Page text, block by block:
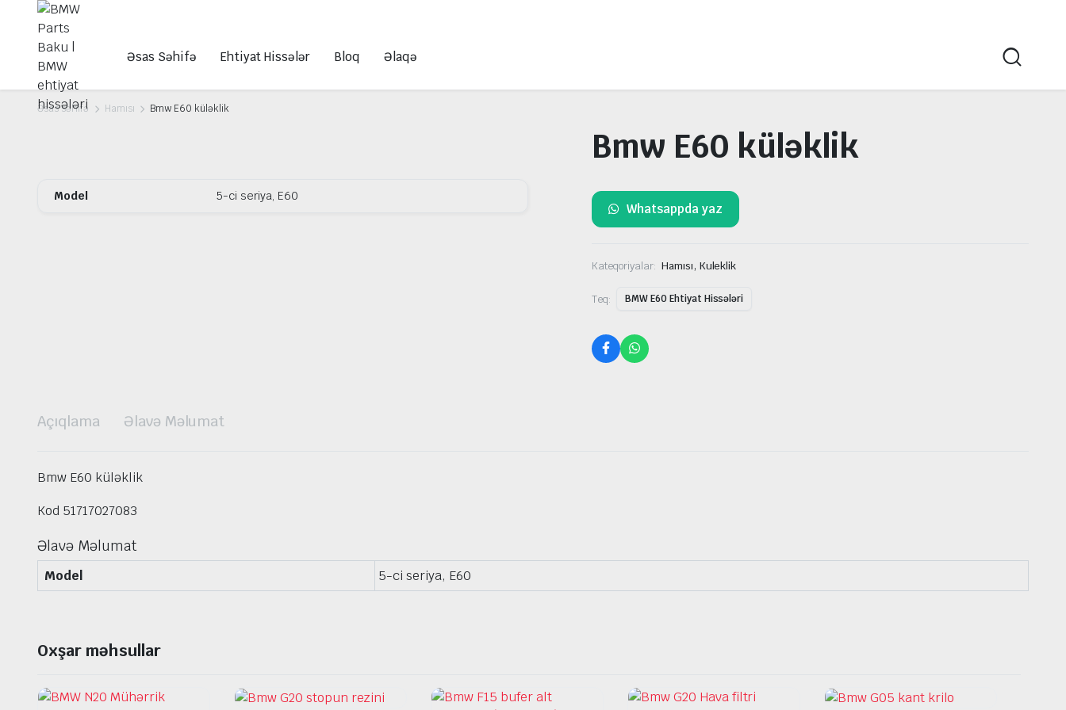
Əsas Səhifə Ehtiyat Hissələr Bloq Əlaqə
Əsas səhifə Hamısı Bmw E60 küləklik
Model 5-ci seriya, E60
Bmw E60 küləklik
Whatsappda yaz
Kateqoriyalar: Hamısı, Kuleklik
Teq: BMW E60 Ehtiyat Hissələri
Açıqlama Əlavə Məlumat
Bmw E60 küləklik
Kod 51717027083
Əlavə Məlumat
Model 5-ci seriya, E60
Oxşar məhsullar